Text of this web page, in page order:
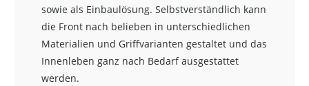
sowie als Einbaulösung. Selbstverständlich kann
die Front nach belieben in unterschiedlichen
Materialien und Griffvarianten gestaltet und das
Innenleben ganz nach Bedarf ausgestattet
werden.